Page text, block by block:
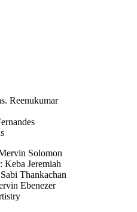
Reenukumar
Solomon
Keba Jeremiah
Thankachan
Ebenezer